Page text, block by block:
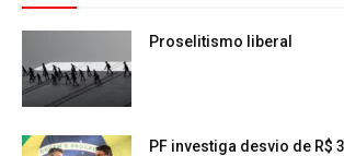
Proselitismo liberal
PF investiga desvio de R$